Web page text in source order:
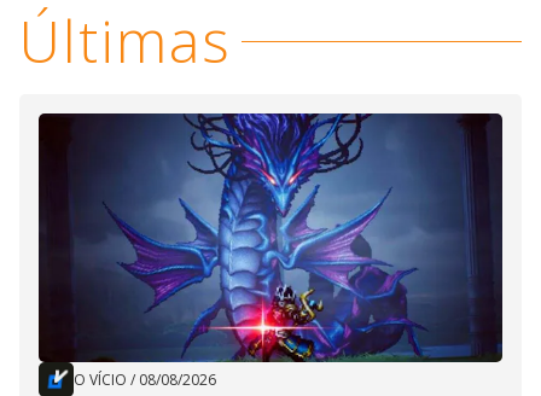
Últimas
O VÍCIO / 08/08/2026